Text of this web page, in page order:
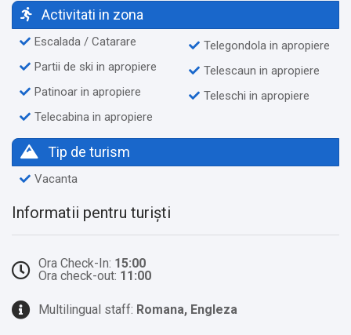
Activitati in zona
Escalada / Catarare
Partii de ski in apropiere
Patinoar in apropiere
Telecabina in apropiere
Telegondola in apropiere
Telescaun in apropiere
Teleschi in apropiere
Tip de turism
Vacanta
Informatii pentru turiști
Ora Check-In: 15:00
Ora check-out: 11:00
Multilingual staff: Romana, Engleza